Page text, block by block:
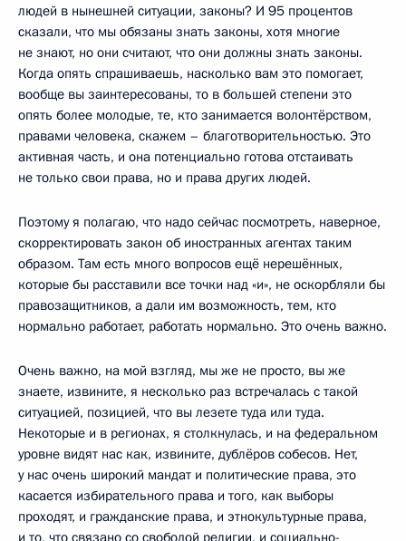
людей в нынешней ситуации, законы? И 95 процентов
сказали, что мы обязаны знать законы, хотя многие
не знают, но они считают, что они должны знать законы.
Когда опять спрашиваешь, насколько вам это помогает,
вообще вы заинтересованы, то в большей степени это
опять более молодые, те, кто занимается волонтёрством,
правами человека, скажем – благотворительностью. Это
активная часть, и она потенциально готова отстаивать
не только свои права, но и права других людей.
Поэтому я полагаю, что надо сейчас посмотреть, наверное,
скорректировать закон об иностранных агентах таким
образом. Там есть много вопросов ещё нерешённых,
которые бы расставили все точки над «и», не оскорбляли бы
правозащитников, а дали им возможность, тем, кто
нормально работает, работать нормально. Это очень важно.
Очень важно, на мой взгляд, мы же не просто, вы же
знаете, извините, я несколько раз встречалась с такой
ситуацией, позицией, что вы лезете туда или туда.
Некоторые и в регионах, я столкнулась, и на федеральном
уровне видят нас как, извините, дублёров собесов. Нет,
у нас очень широкий мандат и политические права, это
касается избирательного права и того, как выборы
проходят, и гражданские права, и этнокультурные права,
и то, что связано со свободой религии, и социально-